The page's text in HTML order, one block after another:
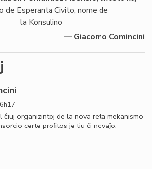
de Esperanta Civito, nome de
la Konsulino
— Giacomo Comincini
ĉiuj organizintoj de la nova reta mekanismo
certe proﬁtos je tiu ĉi novaĵo.